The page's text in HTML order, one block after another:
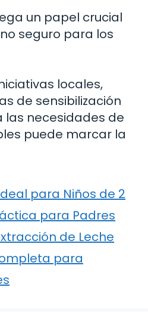
un papel crucial
seguro para los
locales,
de sensibilización
las necesidades de
puede marcar la
para Niños de 2
para Padres
de Leche
para